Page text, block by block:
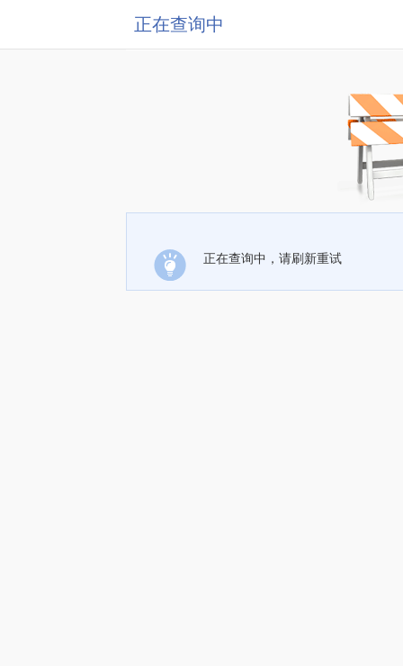
正在查询中
正在查询中，请刷新重试